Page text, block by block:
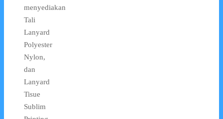
menyediakan
Tali
Lanyard
Polyester
Nylon,
dan
Lanyard
Tisue
Sublim